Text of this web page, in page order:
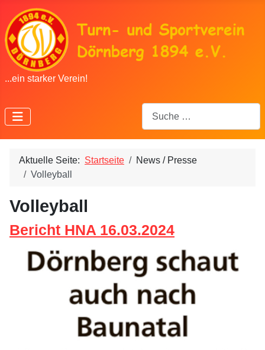
...ein starker Verein!
Aktuelle Seite: Startseite
News / Presse
Volleyball
Volleyball
Bericht HNA 16.03.2024